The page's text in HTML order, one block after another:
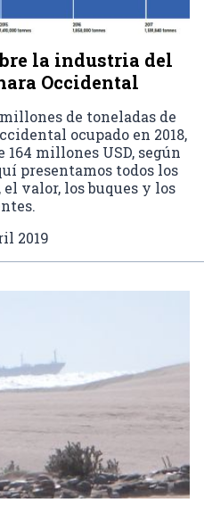
la industria del
Occidental
de toneladas de
ocupado en 2018,
millones USD, según
presentamos todos los
valor, los buques y los
2019